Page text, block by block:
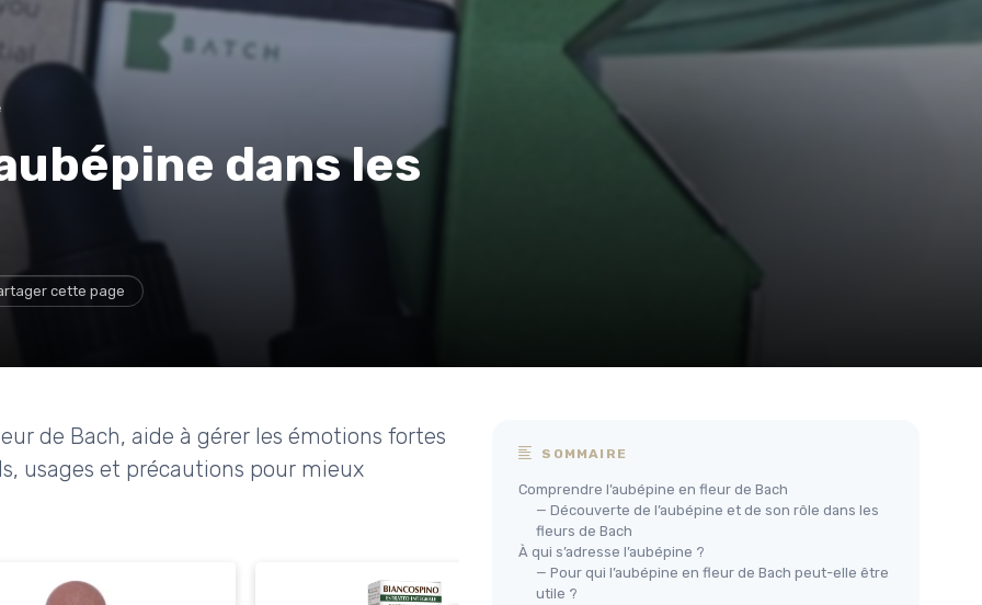
dans les
cette page
de Bach, aide à gérer les émotions fortes
usages et précautions pour mieux
SOMMAIRE
Comprendre l’aubépine en fleur de Bach
— Découverte de l’aubépine et de son rôle dans les
fleurs de Bach
À qui s’adresse l’aubépine ?
— Pour qui l’aubépine en fleur de Bach peut-elle être
utile ?